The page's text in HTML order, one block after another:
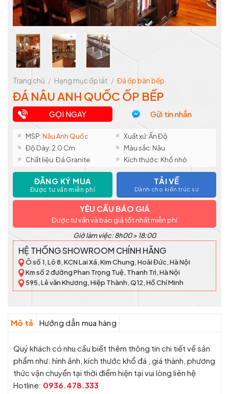
Trang chủ / Hạng mục ốp lát / Đá ốp bàn bếp
ĐÁ NÂU ANH QUỐC ỐP BẾP
GỌI NGAY Gửi tin nhắn
MSP:Nâu Anh Quốc
Xuất xứ: Ấn Độ
Độ Dày: 2.0 Cm
Màu sắc: Nâu
Chất liệu: Đá Granite
Kích thước: Khổ nhỏ
ĐĂNG KÝ MUA
Được tư vấn miễn phí
TẢI VỀ
Dành cho kiến trúc sư
YÊU CẦU BÁO GIÁ
Được tư vấn và báo giá tốt nhất miễn phí
Giờ làm việc: 8h00 > 18:00
HỆ THỐNG SHOWROOM CHÍNH HÃNG
Ô số 1, Lô 8, KCN Lai Xá, Kim Chung, Hoài Đức, Hà Nội
Km số 2 đường Phan Trọng Tuệ, Thanh Trì, Hà Nội
595, Lê văn Khương, Hiệp Thành, Q12, Hồ Chí Minh
Mô tả Hướng dẫn mua hàng
Quý khách có nhu cầu biết thêm thông tin chi tiết về sản
phẩm như: hình ảnh, kích thước khổ đá , giá thành, phương
thức vận chuyển tại thời điểm hiện tại vui lòng liên hệ
Hotline: 0936.478.333